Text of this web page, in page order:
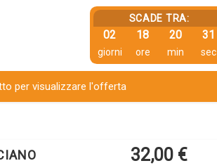
SCADE TRA:
02
giorni
18
ore
20
min
30
sec
per visualizzare l'offerta
32,00 €